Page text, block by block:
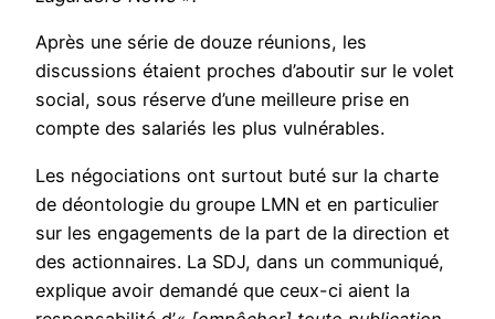
Après une série de douze réunions, les
discussions étaient proches d’aboutir sur le volet
social, sous réserve d’une meilleure prise en
compte des salariés les plus vulnérables.
Les négociations ont surtout buté sur la charte
de déontologie du groupe LMN et en particulier
sur les engagements de la part de la direction et
des actionnaires. La SDJ, dans un communiqué,
explique avoir demandé que ceux-ci aient la